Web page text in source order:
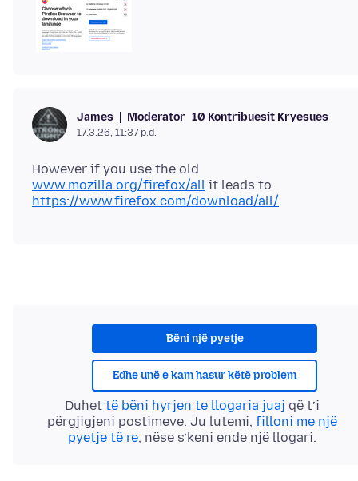
James Moderator 10 Kontribuesit Kryesues
17.3.26, 11:37 p.d.
However if you use the old
www.mozilla.org/firefox/all it leads to
https://www.firefox.com/download/all/
Bëni një pyetje
Edhe unë e kam hasur këtë problem
Duhet të bëni hyrjen te llogaria juaj që t’i
përgjigjeni postimeve. Ju lutemi, filloni me një
pyetje të re, nëse s’keni ende një llogari.